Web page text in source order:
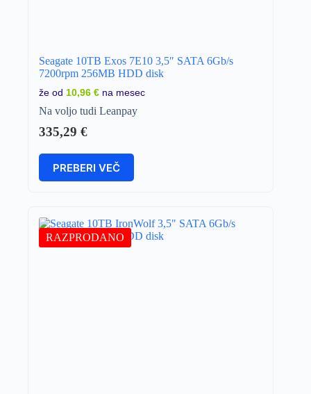
Seagate 10TB Exos 7E10 3,5″ SATA 6Gb/s
7200rpm 256MB HDD disk
že od 10,96 € na mesec
Na voljo tudi Leanpay
335,29 €
PREBERI VEČ
RAZPRODANO